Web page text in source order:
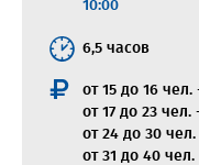
10:00
6,5 часов
от 15 до 16
от 17 до 23
от 24 до 30
от 31 до 40